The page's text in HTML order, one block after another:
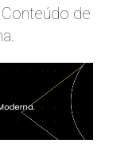
de